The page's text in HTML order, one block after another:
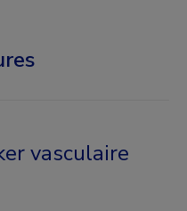
vasculaire